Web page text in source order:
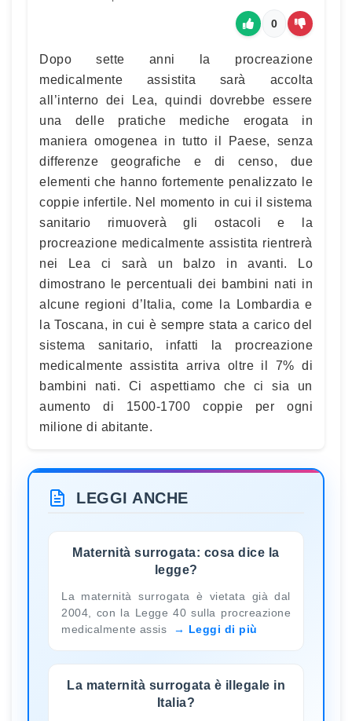
0
Dopo sette anni la procreazione
medicalmente assistita sarà accolta
all’interno dei Lea, quindi dovrebbe essere
una delle pratiche mediche erogata in
maniera omogenea in tutto il Paese, senza
differenze geografiche e di censo, due
elementi che hanno fortemente penalizzato le
coppie infertile. Nel momento in cui il sistema
sanitario rimuoverà gli ostacoli e la
procreazione medicalmente assistita rientrerà
nei Lea ci sarà un balzo in avanti. Lo
dimostrano le percentuali dei bambini nati in
alcune regioni d’Italia, come la Lombardia e
la Toscana, in cui è sempre stata a carico del
sistema sanitario, infatti la procreazione
medicalmente assistita arriva oltre il 7% di
bambini nati. Ci aspettiamo che ci sia un
aumento di 1500-1700 coppie per ogni
milione di abitante.
LEGGI ANCHE
Maternità surrogata: cosa dice la
legge?
La maternità surrogata è vietata già dal
2004, con la Legge 40 sulla procreazione
medicalmente assis
Leggi di più
La maternità surrogata è illegale in
Italia?